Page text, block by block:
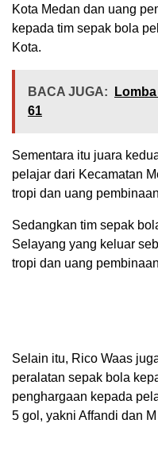
Kota Medan dan uang
kepada tim sepak bola
Kota.
BACA JUGA:
61
Sementara itu juara
pelajar dari Kecamatan
tropi dan uang
Sedangkan tim sepak
Selayang yang keluar
tropi dan uang
Selain itu, Rico Waas
peralatan sepak bola
penghargaan kepada
5 gol, yakni Affandi dan